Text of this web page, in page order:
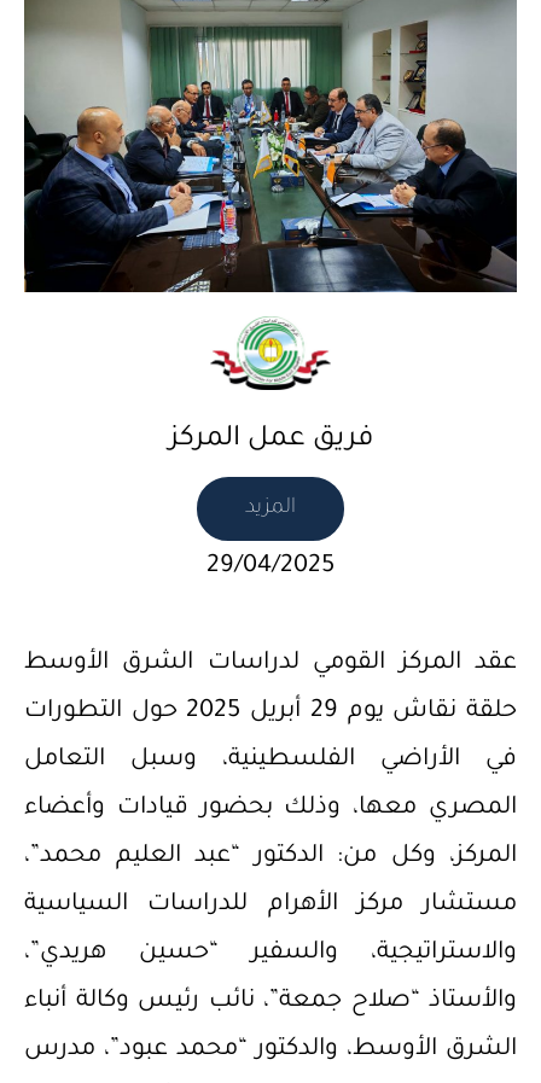
فريق عمل المركز
المزيد
29/04/2025
عقد المركز القومي لدراسات الشرق الأوسط
حلقة نقاش يوم 29 أبريل 2025 حول التطورات
في الأراضي الفلسطينية، وسبل التعامل
المصري معها، وذلك بحضور قيادات وأعضاء
المركز، وكل من: الدكتور “عبد العليم محمد”،
مستشار مركز الأهرام للدراسات السياسية
والاستراتيجية، والسفير “حسين هريدي”،
والأستاذ “صلاح جمعة”، نائب رئيس وكالة أنباء
الشرق الأوسط، والدكتور “محمد عبود”، مدرس